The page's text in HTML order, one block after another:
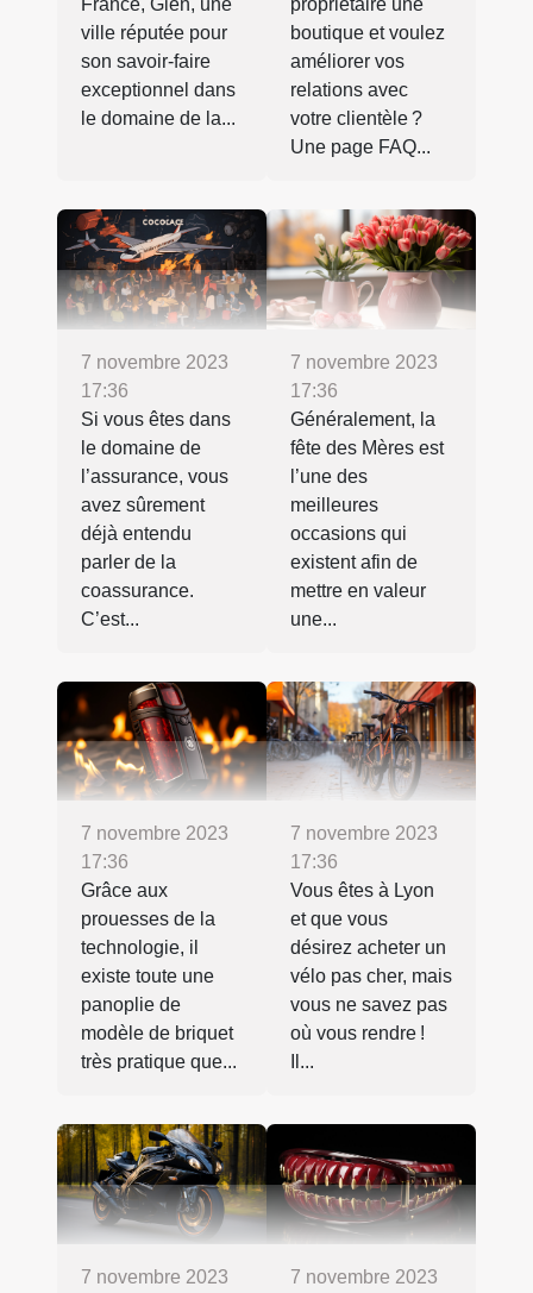
France, Gien, une
ville réputée pour
son savoir-faire
exceptionnel dans
le domaine de la...
propriétaire une
boutique et voulez
améliorer vos
relations avec
votre clientèle ?
Une page FAQ...
7 novembre 2023
17:36
Si vous êtes dans
le domaine de
l’assurance, vous
avez sûrement
déjà entendu
parler de la
coassurance.
C’est...
7 novembre 2023
17:36
Généralement, la
fête des Mères est
l’une des
meilleures
occasions qui
existent afin de
mettre en valeur
une...
7 novembre 2023
17:36
Grâce aux
prouesses de la
technologie, il
existe toute une
panoplie de
modèle de briquet
très pratique que...
7 novembre 2023
17:36
Vous êtes à Lyon
et que vous
désirez acheter un
vélo pas cher, mais
vous ne savez pas
où vous rendre !
Il...
7 novembre 2023
7 novembre 2023